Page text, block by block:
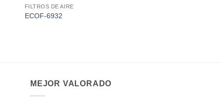
AGOTADO
FILTROS DE AIRE
ECOF-6932
MEJOR VALORADO